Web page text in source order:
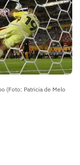
(Foto: Patricia de Melo